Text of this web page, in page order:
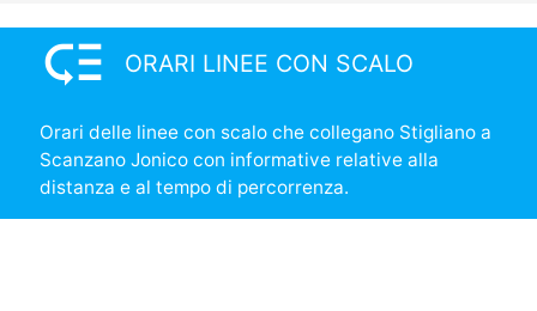
low_priority ORARI LINEE CON SCALO
Orari delle linee con scalo che collegano Stigliano a
Scanzano Jonico con informative relative alla
distanza e al tempo di percorrenza.